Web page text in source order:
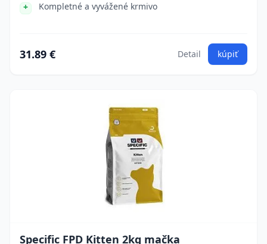
Kompletné a vyvážené krmivo
31.89 € Detail kúpiť
Specific FPD Kitten 2kg mačka